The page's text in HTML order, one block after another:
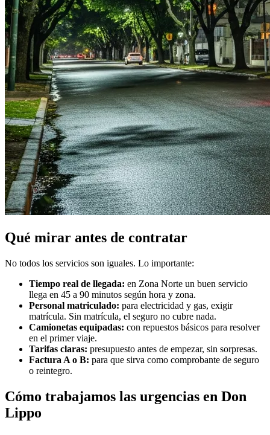
Qué mirar antes de contratar
No todos los servicios son iguales. Lo importante:
Tiempo real de llegada: en Zona Norte un buen servicio
llega en 45 a 90 minutos según hora y zona.
Personal matriculado: para electricidad y gas, exigir
matrícula. Sin matrícula, el seguro no cubre nada.
Camionetas equipadas: con repuestos básicos para resolver
en el primer viaje.
Tarifas claras: presupuesto antes de empezar, sin sorpresas.
Factura A o B: para que sirva como comprobante de seguro
o reintegro.
Cómo trabajamos las urgencias en Don
Lippo